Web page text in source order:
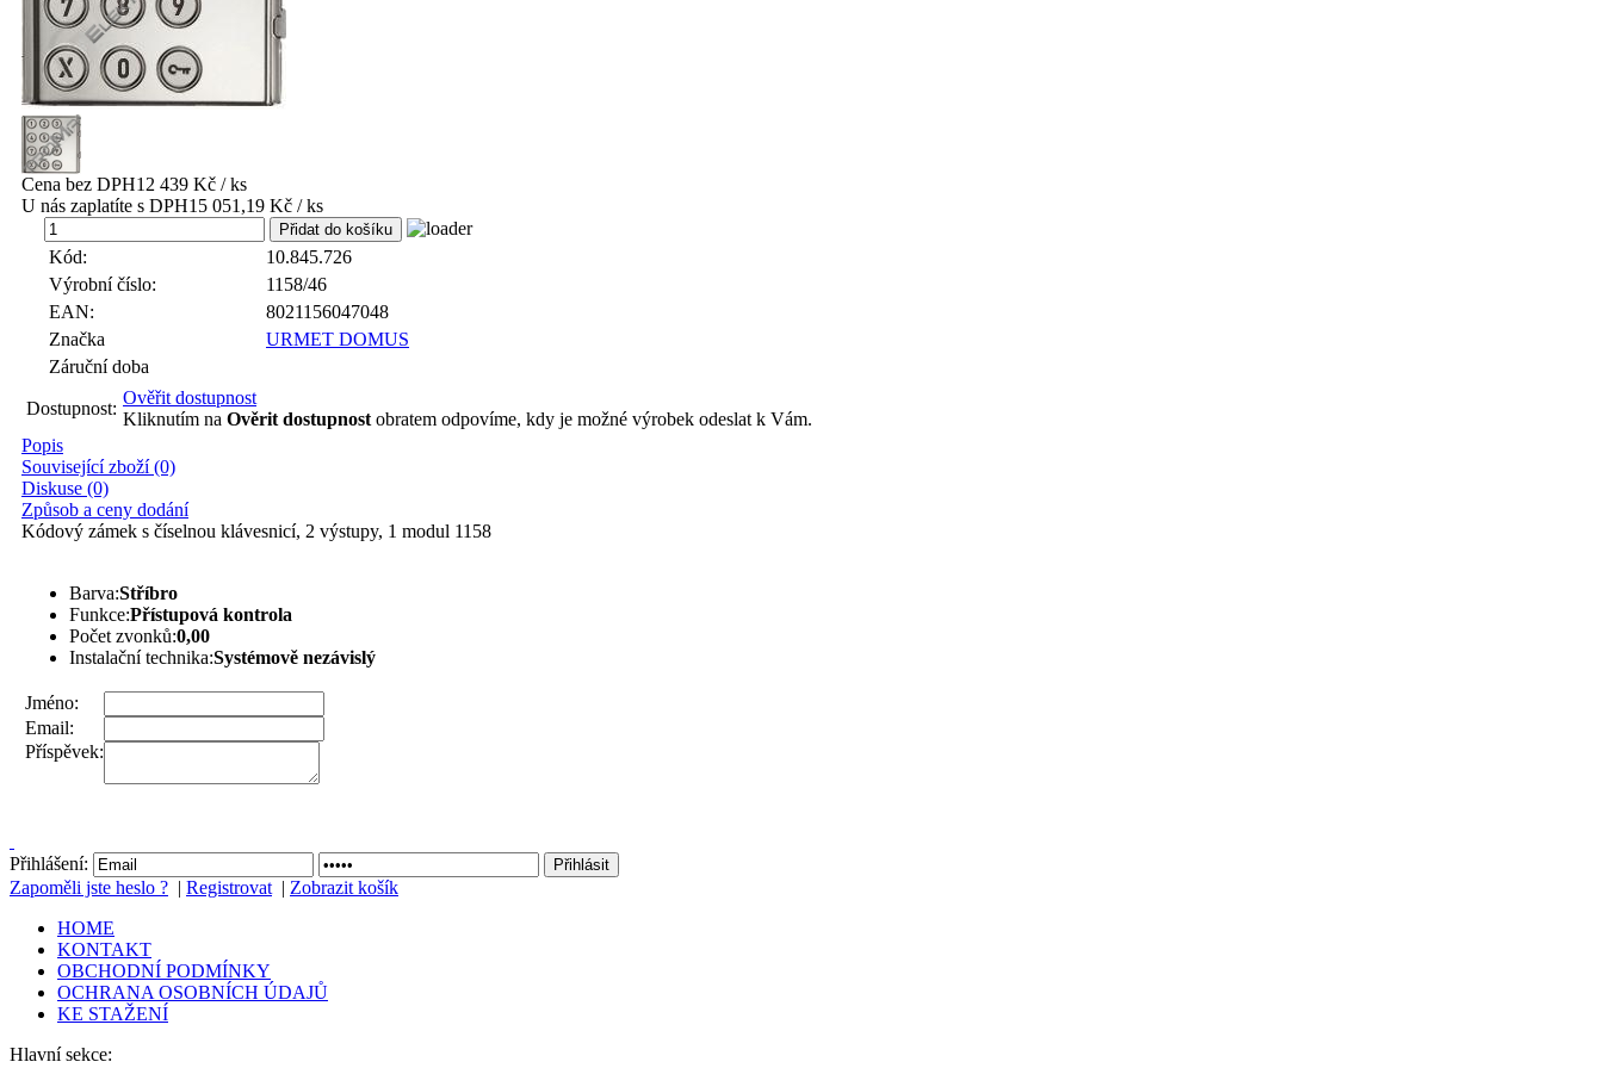
Cena bez DPH12 439 Kč / ks
U nás zaplatíte s DPH15 051,19 Kč / ks
Kód:
10.845.726
Výrobní číslo:
1158/46
EAN:
8021156047048
Značka
URMET DOMUS
Záruční doba
Dostupnost:
Ověřit dostupnost
Kliknutím na Ověrit dostupnost obratem odpovíme, kdy je možné výrobek odeslat k Vám.
Popis
Související zboží (0)
Diskuse (0)
Způsob a ceny dodání
Kódový zámek s číselnou klávesnicí, 2 výstupy, 1 modul 1158
Barva:Stříbro
Funkce:Přístupová kontrola
Počet zvonků:0,00
Instalační technika:Systémově nezávislý
Jméno:
Email:
Příspěvek:
Přihlášení:
Zapoměli jste heslo ? | Registrovat | Zobrazit košík
HOME
KONTAKT
OBCHODNÍ PODMÍNKY
OCHRANA OSOBNÍCH ÚDAJŮ
KE STAŽENÍ
Hlavní sekce: